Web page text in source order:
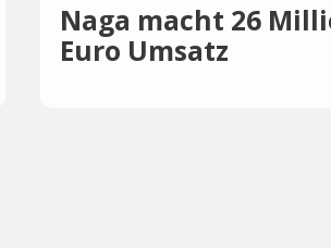
Naga macht 26
Euro Umsatz